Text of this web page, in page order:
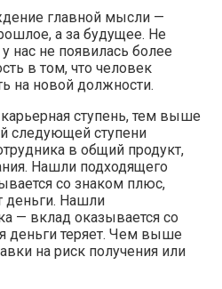
главной мысли —
а за будущее. Не
нас не появилась более
в том, что человек
на новой должности.
ступень, тем выше
следующей ступени
в общий продукт,
Нашли подходящего
со знаком плюс,
деньги. Нашли
— вклад оказывается со
деньги теряет. Чем выше
на риск получения или